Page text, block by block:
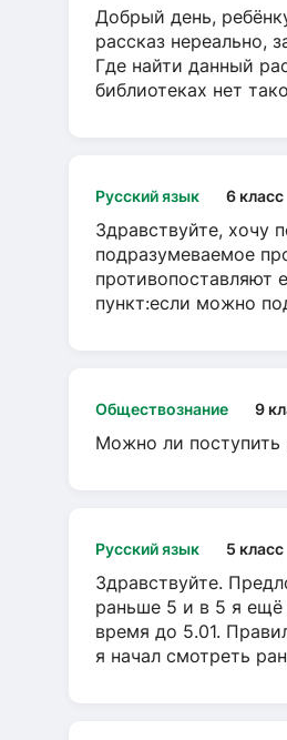
Добрый день,
рассказ нереально,
Где найти данный
библиотеках нет
Русский язык 6 класс
Здравствуйте, хочу
подразумеваемое
противопоставляют
пункт:если можно
Обществознание 9
Можно ли поступить
Русский язык 5 класс
Здравствуйте.
раньше 5 и в 5 я ещё
время до 5.01.
я начал смотреть